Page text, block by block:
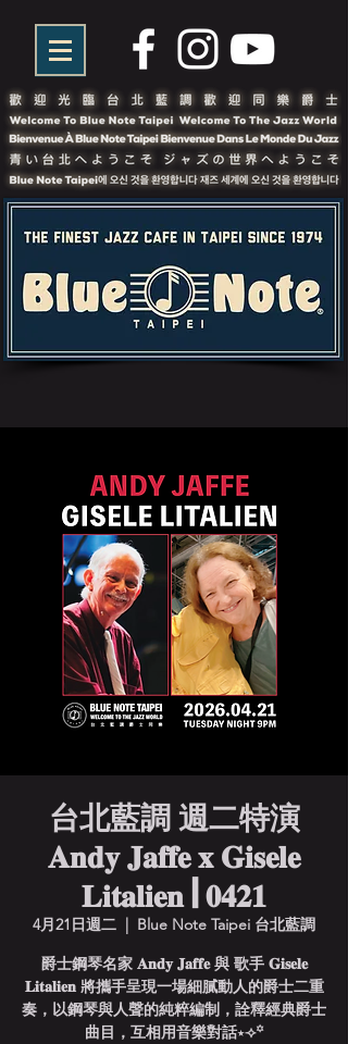
台北藍調 週二特演
𝐀𝐧𝐝𝐲 𝐉𝐚𝐟𝐟𝐞 𝐱 𝐆𝐢𝐬𝐞𝐥𝐞
𝐋𝐢𝐭𝐚𝐥𝐢𝐞𝐧 | 𝟎𝟒𝟐𝟏
4月21日週二
  |
Blue Note Taipei 台北藍調
爵士鋼琴名家 𝐀𝐧𝐝𝐲 𝐉𝐚𝐟𝐟𝐞 與 歌手 𝐆𝐢𝐬𝐞𝐥𝐞
𝐋𝐢𝐭𝐚𝐥𝐢𝐞𝐧 將攜手呈現一場細膩動人的爵士二重
奏，以鋼琴與人聲的純粹編制，詮釋經典爵士
曲目，互相用音樂對話⋆⟢꙳